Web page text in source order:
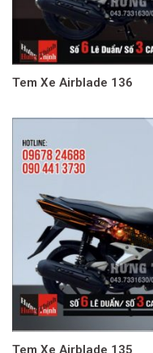
Tem Xe Airblade 136
Tem Xe Airblade 135